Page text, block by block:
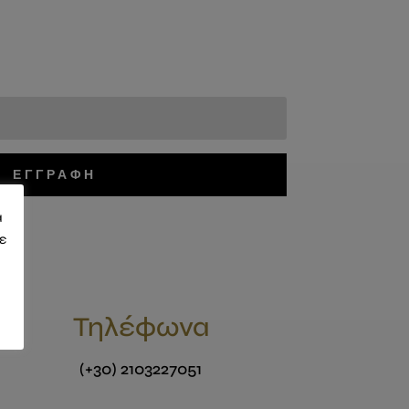
ΕΓΓΡΑΦΗ
Τηλέφωνα
(+30) 2103227051